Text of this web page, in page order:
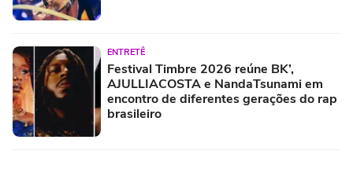
ENTRETÊ
Festival Timbre 2026 reúne BK’,
AJULLIACOSTA e NandaTsunami em
encontro de diferentes gerações do rap
brasileiro